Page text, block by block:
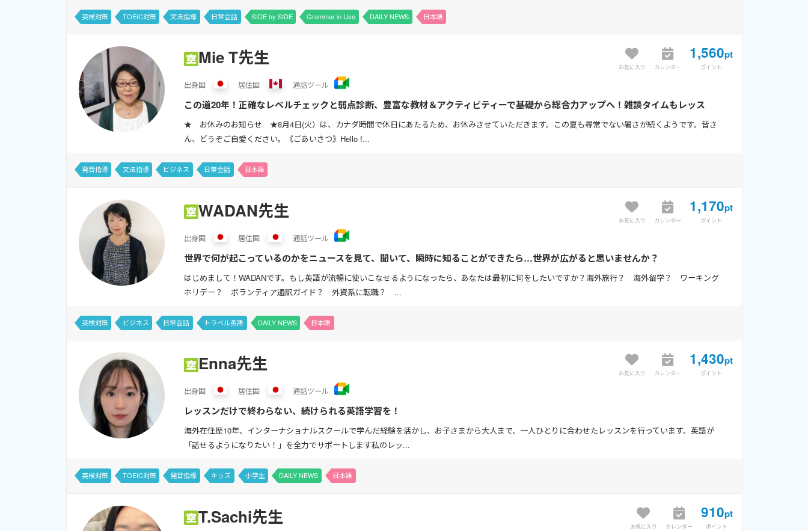
英検対策 TOEIC対策 文法指導 日常会話 SIDE by SIDE Grammar in Use DAILY NEWS 日本語
お気に入り カレンダー
1,560pt
ポイント
Mie T先生
出身国 居住国 通話ツール
この道20年！正確なレベルチェックと弱点診断、豊富な教材＆アクティビティーで基礎から総合力アップへ！雑談タイムもレッス
ンの重要なポイント。広範囲のトピックで皆さんのアウトプットを高めていきます。
★ お休みのお知らせ ★8月4日(火）は、カナダ時間で休日にあたるため、お休みさせていただきます。この夏も尋常でない暑さが続くようです。皆さ
ん、どうぞご自愛ください。《ごあいさつ》Hello f...
発音指導 文法指導 ビジネス 日常会話 日本語
お気に入り カレンダー
1,170pt
ポイント
WADAN先生
出身国 居住国 通話ツール
世界で何が起こっているのかをニュースを見て、聞いて、瞬時に知ることができたら…世界が広がると思いませんか？
はじめまして！WADANです。もし英語が流暢に使いこなせるようになったら、あなたは最初に何をしたいですか？海外旅行？ 海外留学？ ワーキング
ホリデー？ ボランティア通訳ガイド？ 外資系に転職？ ...
英検対策 ビジネス 日常会話 トラベル英語 DAILY NEWS 日本語
お気に入り カレンダー
1,430pt
ポイント
Enna先生
出身国 居住国 通話ツール
レッスンだけで終わらない、続けられる英語学習を！
海外在住歴10年、インターナショナルスクールで学んだ経験を活かし、お子さまから大人まで、一人ひとりに合わせたレッスンを行っています。英語が
「話せるようになりたい！」を全力でサポートします私のレッ...
英検対策 TOEIC対策 発音指導 キッズ 小学生 DAILY NEWS 日本語
お気に入り カレンダー
910pt
ポイント
T.Sachi先生